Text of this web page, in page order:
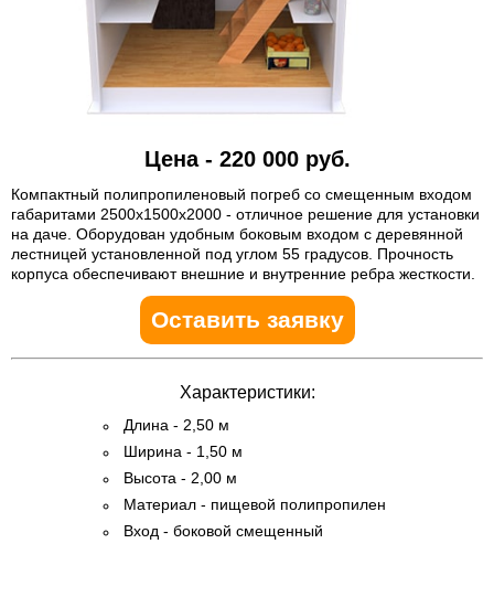
Цена - 220 000 руб.
Компактный полипропиленовый погреб со смещенным входом
габаритами 2500х1500х2000 - отличное решение для установки
на даче. Оборудован удобным боковым входом с деревянной
лестницей установленной под углом 55 градусов. Прочность
корпуса обеспечивают внешние и внутренние ребра жесткости.
Оставить заявку
Характеристики:
Длина - 2,50 м
Ширина - 1,50 м
Высота - 2,00 м
Материал - пищевой полипропилен
Вход - боковой смещенный